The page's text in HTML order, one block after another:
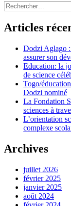
Rechercher
:
Articles
Dodzi Aglago
assurer son
Education: la
de science
Togo/
Dodzi nominé
La Fondation
sciences à
L’orientation
complexe
Archives
juillet 2026
février 2025
janvier 2025
août 2024